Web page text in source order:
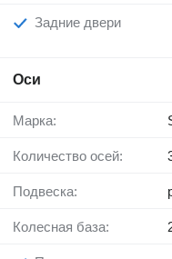
Задние двери
Оси
Марка:
Количество осей:
Подвеска:
Колесная база: